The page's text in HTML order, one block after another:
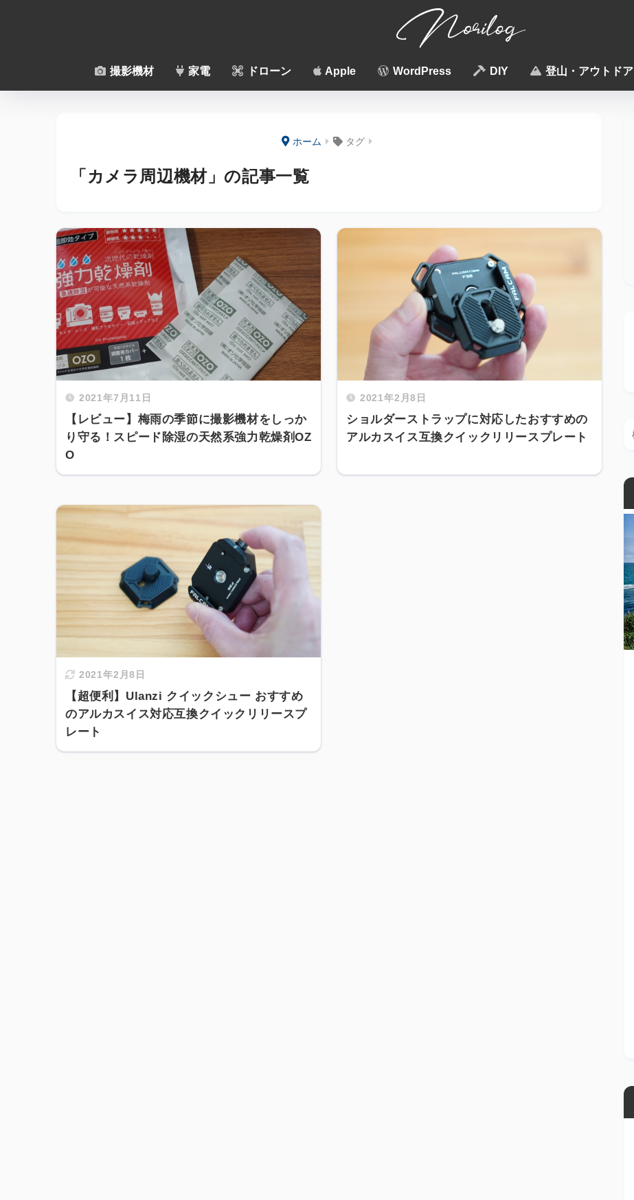
撮影機材 家電 ドローン Apple WordPress DIY 登山・アウトドア
ホーム タグ
「カメラ周辺機材」の記事一覧
2021年7月11日
【レビュー】梅雨の季節に撮影機材をしっか
り守る！スピード除湿の天然系強力乾燥剤OZ
O
2021年2月8日
ショルダーストラップに対応したおすすめの
アルカスイス互換クイックリリースプレート
2021年2月8日
【超便利】Ulanzi クイックシュー おすすめ
のアルカスイス対応互換クイックリリースプ
レート